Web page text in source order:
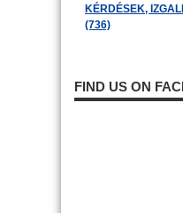
KÉRDÉSEK,
(736)
FIND US ON